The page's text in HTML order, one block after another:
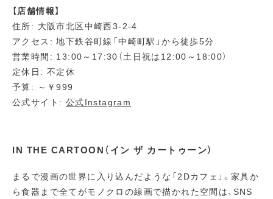
【店舗情報】
住所: 大阪市北区中崎西3-2-4
アクセス: 地下鉄谷町線「中崎町駅」から徒歩5分
営業時間: 13:00～17:30（土日祝は12:00～18:00）
定休日: 不定休
予算: ～￥999
公式サイト: 公式Instagram
IN THE CARTOON（イン ザ カートゥーン）
まるで漫画の世界に入り込んだような「2Dカフェ」。家具か
ら食器まで全てがモノクロの線画で描かれた空間は、SNS